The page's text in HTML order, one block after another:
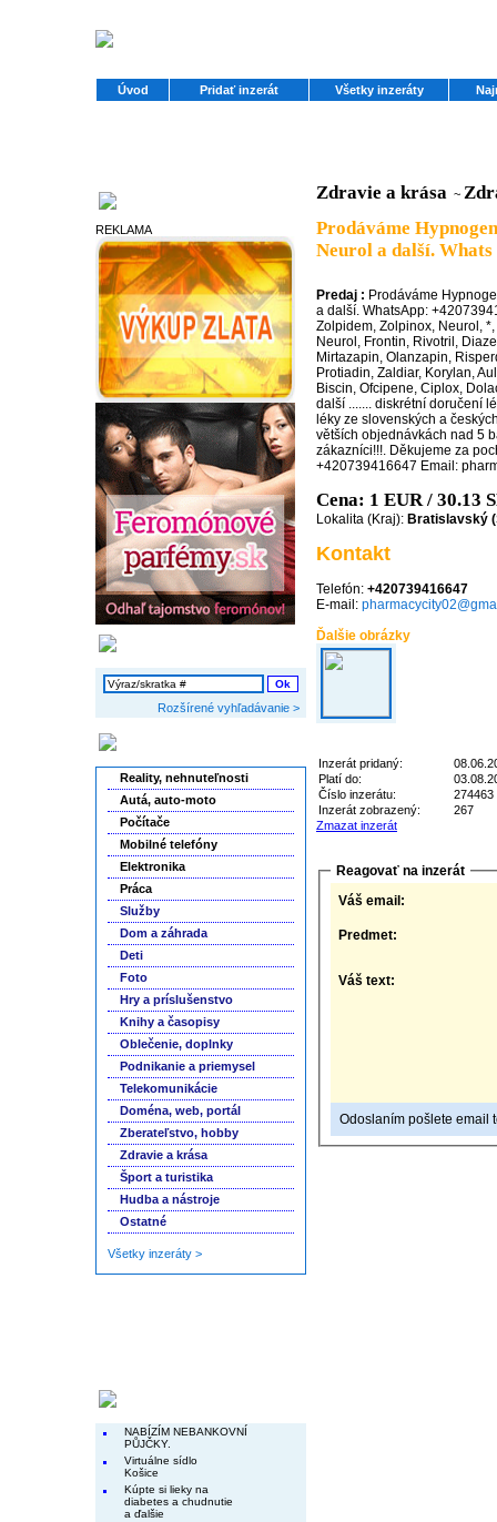
Úvod Pridať inzerát Všetky inzeráty
REKLAMA
Rozšírené vyhľadávanie >
Reality, nehnuteľnosti
Autá, auto-moto
Počítače
Mobilné telefóny
Elektronika
Práca
Služby
Dom a záhrada
Deti
Foto
Hry a príslušenstvo
Knihy a časopisy
Oblečenie, doplnky
Podnikanie a priemysel
Telekomunikácie
Doména, web, portál
Zberateľstvo, hobby
Zdravie a krása
Šport a turistika
Hudba a nástroje
Ostatné
Všetky inzeráty >
NABÍZÍM NEBANKOVNÍ
PŮJČKY.
Virtuálne sídlo
Košice
Kúpte si lieky na
diabetes a chudnutie
a ďalšie
Zdravie a krása ~
Prodáváme
Neurol a další. Whats
Predaj : Prodáváme
a další. WhatsApp:
Zolpidem, Zolpinox, Neurol,
Neurol, Frontin, Rivotril,
Mirtazapin, Olanzapin,
Protiadin, Zaldiar, Korylan,
Biscin, Ofcipene, Ciplox,
další ....... diskrétní doručení
léky ze slovenských a
větších objednávkách nad 5
zákazníci!!!. Děkujeme za
+420739416647 Email:
Cena: 1 EUR / 30.13
Lokalita (Kraj): Bratislavský
Kontakt
Telefón: +420739416647
E-mail:
Ďalšie obrázky
Inzerát pridaný:
Platí do:
Číslo inzerátu:
274463
Inzerát zobrazený:
267
Zmazat inzerát
Reagovať na inzerát
Váš email:
Predmet:
Váš text:
Odoslaním pošlete email